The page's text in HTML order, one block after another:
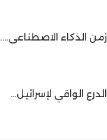
زمن الذكاء الاصطناعى….
الدرع الواقي لإسرائيل…